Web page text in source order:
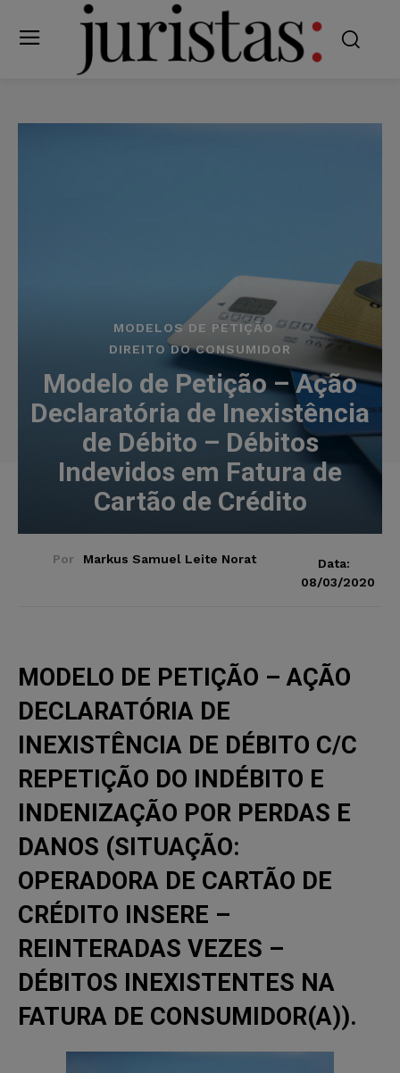
MODELOS DE PETIÇÃO
DIREITO DO CONSUMIDOR
Modelo de Petição – Ação
Declaratória de Inexistência
de Débito – Débitos
Indevidos em Fatura de
Cartão de Crédito
Por Markus Samuel Leite Norat
Data:
08/03/2020
MODELO DE PETIÇÃO – AÇÃO
DECLARATÓRIA DE
INEXISTÊNCIA DE DÉBITO C/C
REPETIÇÃO DO INDÉBITO E
INDENIZAÇÃO POR PERDAS E
DANOS (SITUAÇÃO:
OPERADORA DE CARTÃO DE
CRÉDITO INSERE –
REINTERADAS VEZES –
DÉBITOS INEXISTENTES NA
FATURA DE CONSUMIDOR(A)).